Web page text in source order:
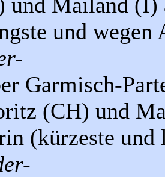
und wegen
Garmisch-
(CH) und
(kürzeste und